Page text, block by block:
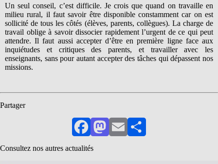
Un seul conseil, c’est difficile. Je crois que quand on travaille en
milieu rural, il faut savoir être disponible constamment car on est
sollicité de tous les côtés (élèves, parents, collègues). La charge de
travail oblige à savoir dissocier rapidement l’urgent de ce qui peut
attendre. Il faut aussi accepter d’être en première ligne face aux
inquiétudes et critiques des parents, et travailler avec les
enseignants, sans pour autant accepter des tâches qui dépassent nos
missions.
Partager
FacebookMastodon
EmailPartager
Consultez nos autres actualités